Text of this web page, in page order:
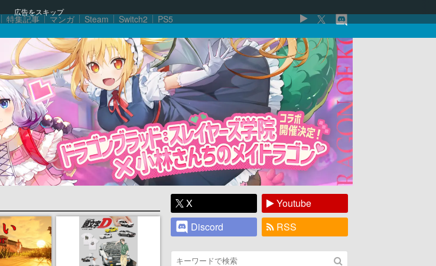
広告をスキップ
特集記事 マンガ Steam Switch2 PS5
X
Youtube
Discord
RSS